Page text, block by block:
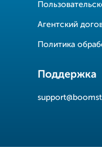
Агентский
Политика
Поддержка